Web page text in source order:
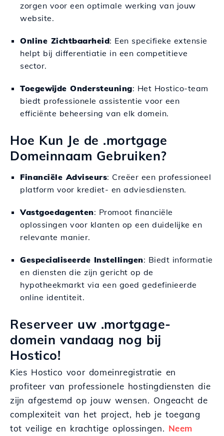
zorgen voor een optimale werking van jouw
website.
Online Zichtbaarheid: Een specifieke extensie
helpt bij differentiatie in een competitieve
sector.
Toegewijde Ondersteuning: Het Hostico-team
biedt professionele assistentie voor een
efficiënte beheersing van elk domein.
Hoe Kun Je de .mortgage
Domeinnaam Gebruiken?
Financiële Adviseurs: Creëer een professioneel
platform voor krediet- en adviesdiensten.
Vastgoedagenten: Promoot financiële
oplossingen voor klanten op een duidelijke en
relevante manier.
Gespecialiseerde Instellingen: Biedt informatie
en diensten die zijn gericht op de
hypotheekmarkt via een goed gedefinieerde
online identiteit.
Reserveer uw .mortgage-
domein vandaag nog bij
Hostico!
Kies Hostico voor domeinregistratie en
profiteer van professionele hostingdiensten die
zijn afgestemd op jouw wensen. Ongeacht de
complexiteit van het project, heb je toegang
tot veilige en krachtige oplossingen. Neem